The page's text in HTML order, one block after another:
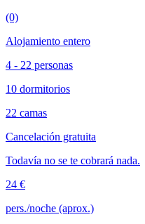
(0)
Alojamiento entero
4 - 22 personas
10 dormitorios
22 camas
Cancelación gratuita
Todavía no se te cobrará nada.
24 €
pers./noche (aprox.)